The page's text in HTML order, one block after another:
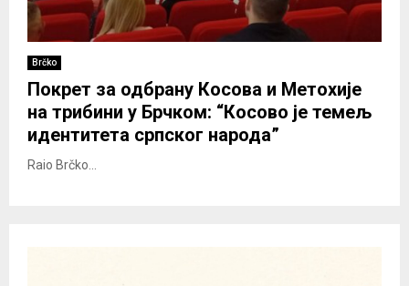
Brčko
Покрет за одбрану Косова и Метохије
на трибини у Брчком: “Косово је темељ
идентитета српског народа”
Raio Brčko...